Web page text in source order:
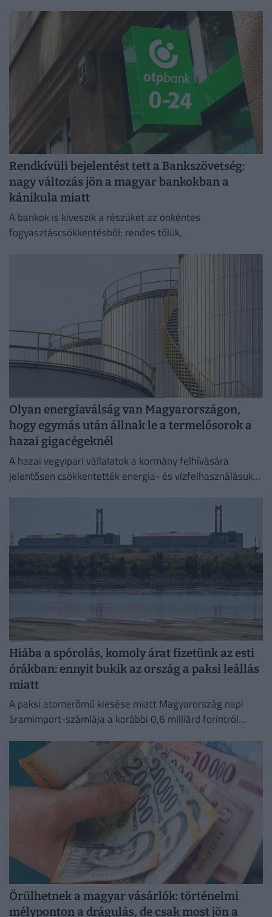
Rendkívüli bejelentést tett a Bankszövetség:
nagy változás jön a magyar bankokban a
kánikula miatt
A bankok is kiveszik a részüket az önkéntes
fogyasztáscsökkentésből: rendes tőlük.
Olyan energiaválság van Magyarországon,
hogy egymás után állnak le a termelősorok a
hazai gigacégeknél
A hazai vegyipari vállalatok a kormány felhívására
jelentősen csökkentették energia- és vízfelhasználásukat
Hiába a spórolás, komoly árat fizetünk az esti
órákban: ennyit bukik az ország a paksi leállás
miatt
A paksi atomerőmű kiesése miatt Magyarország napi
áramimport-számlája a korábbi 0,6 milliárd forintról
Örülhetnek a magyar vásárlók: történelmi
mélyponton a drágulás, de csak most jön a